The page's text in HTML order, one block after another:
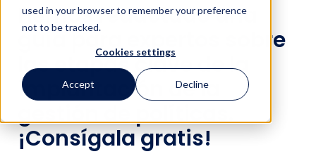
used in your browser to remember your preference
not to be tracked.
Cookies settings
Accept Decline
Hemos redactado una
guía para expertos sobre
las etapas clave de la
implantación de la
gestión de políticas.
¡Consígala gratis!